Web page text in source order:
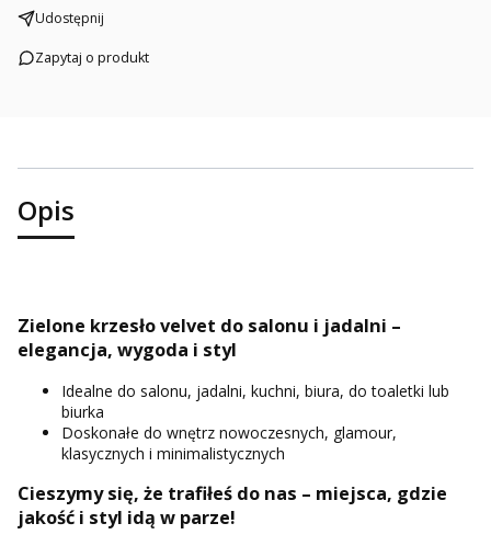
Udostępnij
Zapytaj o produkt
Opis
Zielone krzesło velvet do salonu i jadalni –
elegancja, wygoda i styl
Idealne do salonu, jadalni, kuchni, biura, do toaletki lub
biurka
Doskonałe do wnętrz nowoczesnych, glamour,
klasycznych i minimalistycznych
Cieszymy się, że trafiłeś do nas – miejsca, gdzie
jakość i styl idą w parze!